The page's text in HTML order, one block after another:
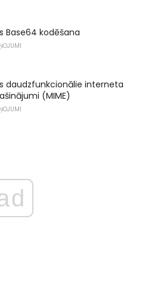
Base64 kodēšana
daudzfunkcionālie interneta
(MIME)